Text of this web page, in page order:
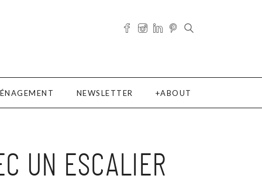
NEWSLETTER ABOUT
UN ESCALIER